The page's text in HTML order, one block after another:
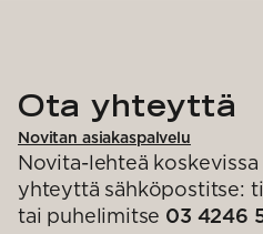
Ota yhteyttä
Novitan asiakaspalvelu
Novita-lehteä
yhteyttä sähköpostitse:
tai puhelimitse 03 4246